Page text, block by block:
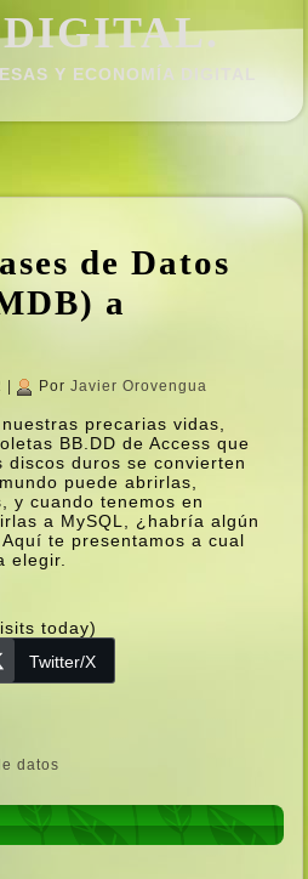
Y ECONOMÍ­A DIGITAL
de Datos
a
Por Javier Orovengua
precarias vidas,
BB.DD de Access que
discos duros se convierten
puede abrirlas,
y cuando tenemos en
a MySQL, ¿habrí­a algún
te presentamos a cual
elegir.
today)
Twitter/X
datos